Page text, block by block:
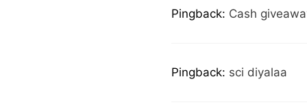
Pingback: Cash
Pingback: sci diyalaa